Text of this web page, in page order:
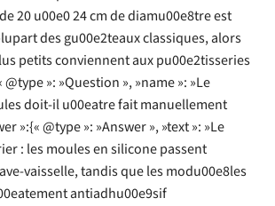
20 u00e0 24 cm de diamu00e8tre est
des gu00e2teaux classiques, alors
petits conviennent aux pu00e2tisseries
»: »Question », »name »: »Le
doit-il u00eatre fait manuellement
»:{« @type »: »Answer », »text »: »Le
: les moules en silicone passent
vaisselle, tandis que les modu00e8les
antiadhu00e9sif